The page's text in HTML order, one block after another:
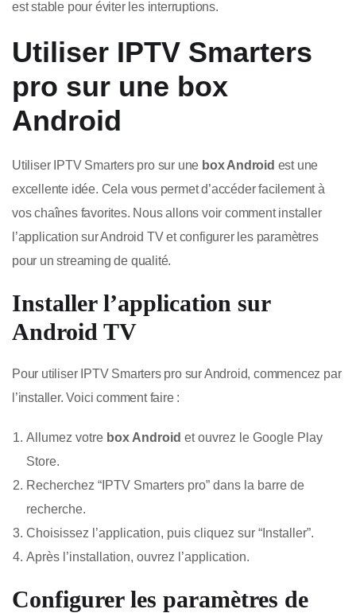
est stable pour éviter les interruptions.
Utiliser IPTV Smarters
pro sur une box
Android
Utiliser IPTV Smarters pro sur une box Android est une
excellente idée. Cela vous permet d’accéder facilement à
vos chaînes favorites. Nous allons voir comment installer
l’application sur Android TV et configurer les paramètres
pour un streaming de qualité.
Installer l’application sur
Android TV
Pour utiliser IPTV Smarters pro sur Android, commencez par
l’installer. Voici comment faire :
Allumez votre box Android et ouvrez le Google Play
Store.
Recherchez “IPTV Smarters pro” dans la barre de
recherche.
Choisissez l’application, puis cliquez sur “Installer”.
Après l’installation, ouvrez l’application.
Configurer les paramètres de